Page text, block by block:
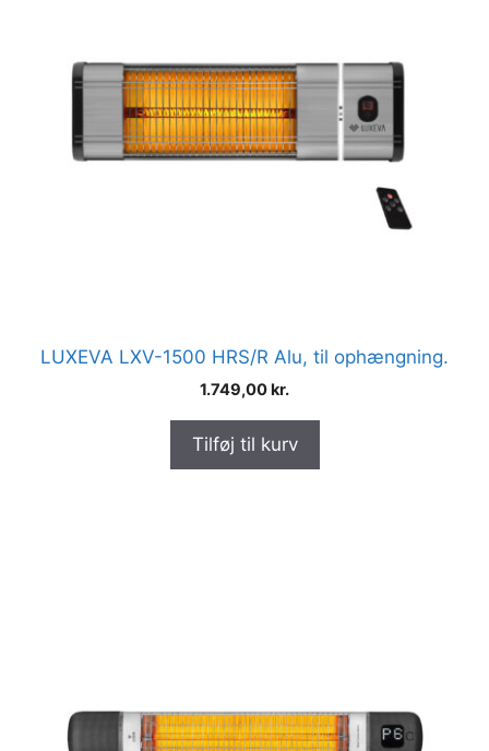
LUXEVA LXV-1500 HRS/R Alu, til ophængning.
1.749,00kr.
Tilføj til kurv